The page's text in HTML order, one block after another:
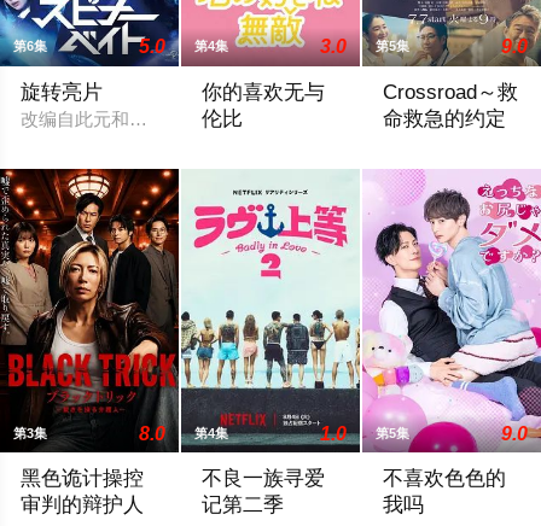
第6集 5.0
旋转亮片
改编自此元和津也原作同名漫画。不起眼的高中生三井宏太在
第4集 3.0
你的喜欢无与
伦比
第5集 9.0
Crossroad～救
命救急的约定
第3集 8.0
黑色诡计操控
审判的辩护人
第4集 1.0
不良一族寻爱
记第二季
第5集 9.0
不喜欢色色的
我吗